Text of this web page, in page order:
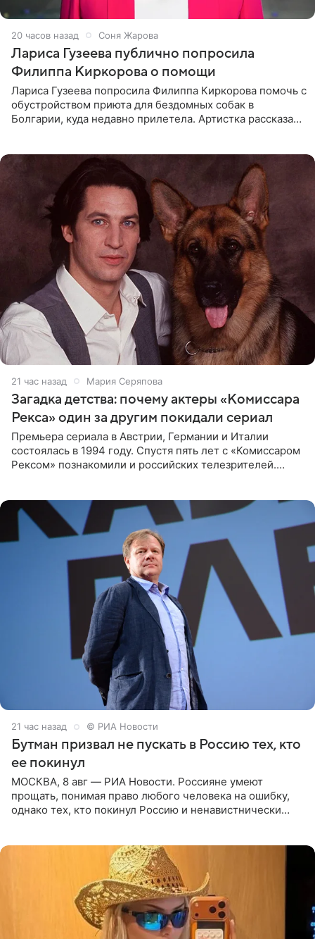
20 часов назад Соня Жарова
Лариса Гузеева публично попросила
Филиппа Киркорова о помощи
Лариса Гузеева попросила Филиппа Киркорова помочь с
обустройством приюта для бездомных собак в
Болгарии, куда недавно прилетела. Артистка рассказала
21 час назад Мария Серяпова
Загадка детства: почему актеры «Комиссара
Рекса» один за другим покидали сериал
Премьера сериала в Австрии, Германии и Италии
состоялась в 1994 году. Спустя пять лет с «Комиссаром
Рексом» познакомили и российских телезрителей.
21 час назад © РИА Новости
Бутман призвал не пускать в Россию тех, кто
ее покинул
МОСКВА, 8 авг — РИА Новости. Россияне умеют
прощать, понимая право любого человека на ошибку,
однако тех, кто покинул Россию и ненавистнически